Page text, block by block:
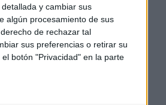
y cambiar sus
algún procesamiento de sus
de rechazar tal
sus preferencias o retirar su
botón "Privacidad" en la parte